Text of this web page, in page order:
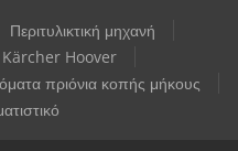
Περιτυλικτική μηχανή
Kärcher Hoover
πριόνια κοπής μήκους